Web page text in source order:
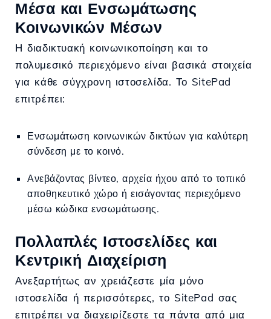
Μέσα και Ενσωμάτωσης
Κοινωνικών Μέσων
Η διαδικτυακή κοινωνικοποίηση και το
πολυμεσικό περιεχόμενο είναι βασικά στοιχεία
για κάθε σύγχρονη ιστοσελίδα. Το SitePad
επιτρέπει:
Ενσωμάτωση κοινωνικών δικτύων για καλύτερη
σύνδεση με το κοινό.
Ανεβάζοντας βίντεο, αρχεία ήχου από το τοπικό
αποθηκευτικό χώρο ή εισάγοντας περιεχόμενο
μέσω κώδικα ενσωμάτωσης.
Πολλαπλές Ιστοσελίδες και
Κεντρική Διαχείριση
Ανεξαρτήτως αν χρειάζεστε μία μόνο
ιστοσελίδα ή περισσότερες, το SitePad σας
επιτρέπει να διαχειρίζεστε τα πάντα από μια